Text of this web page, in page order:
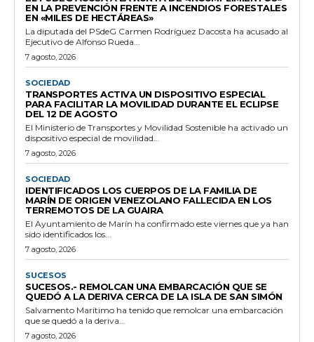
EN LA PREVENCIÓN FRENTE A INCENDIOS FORESTALES
EN «MILES DE HECTÁREAS»
La diputada del PSdeG Carmen Rodríguez Dacosta ha acusado al
Ejecutivo de Alfonso Rueda...
7 agosto, 2026
SOCIEDAD
TRANSPORTES ACTIVA UN DISPOSITIVO ESPECIAL
PARA FACILITAR LA MOVILIDAD DURANTE EL ECLIPSE
DEL 12 DE AGOSTO
El Ministerio de Transportes y Movilidad Sostenible ha activado un
dispositivo especial de movilidad...
7 agosto, 2026
SOCIEDAD
IDENTIFICADOS LOS CUERPOS DE LA FAMILIA DE
MARÍN DE ORIGEN VENEZOLANO FALLECIDA EN LOS
TERREMOTOS DE LA GUAIRA
El Ayuntamiento de Marín ha confirmado este viernes que ya han
sido identificados los...
7 agosto, 2026
SUCESOS
SUCESOS.- REMOLCAN UNA EMBARCACIÓN QUE SE
QUEDÓ A LA DERIVA CERCA DE LA ISLA DE SAN SIMÓN
Salvamento Marítimo ha tenido que remolcar una embarcación
que se quedó a la deriva...
7 agosto, 2026